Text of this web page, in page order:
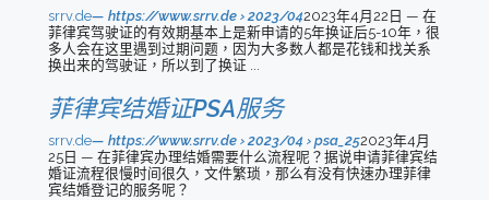
srrv.de https://www.srrv.de › 2023/042023年4月22日 — 在
菲律宾驾驶证的有效期基本上是新申请的5年换证后5-10年，很
多人会在这里遇到过期问题，因为大多数人都是花钱和找关系
换出来的驾驶证，所以到了换证 ...
菲律宾结婚证PSA服务
srrv.de https://www.srrv.de › 2023/04 › psa_252023年4月
25日 — 在菲律宾办理结婚需要什么流程呢？据说申请菲律宾结
婚证流程很慢时间很久，文件繁琐，那么有没有快速办理菲律
宾结婚登记的服务呢？